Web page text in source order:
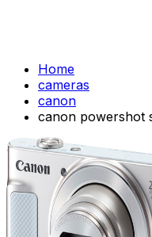
Home
cameras
canon
canon powershot